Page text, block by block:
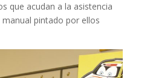
que acudan a la asistencia
pintado por ellos